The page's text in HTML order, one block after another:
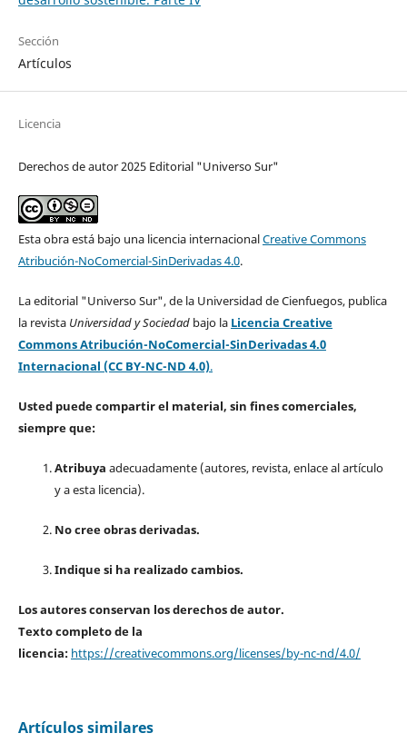
Sección
Artículos
Licencia
Derechos de autor 2025 Editorial "Universo Sur"
Esta obra está bajo una licencia internacionalCreative Commons
Atribución-NoComercial-SinDerivadas 4.0.
La editorial "Universo Sur", de la Universidad de Cienfuegos, publica
la revista Universidad y Sociedad bajo la Licencia Creative
Commons Atribución-NoComercial-SinDerivadas 4.0
Internacional (CC BY-NC-ND 4.0).
Usted puede compartir el material, sin fines comerciales,
siempre que:
Atribuya adecuadamente (autores, revista, enlace al artículo
y a esta licencia).
No cree obras derivadas.
Indique si ha realizado cambios.
Los autores conservan los derechos de autor.
Texto completo de la
licencia: https://creativecommons.org/licenses/by-nc-nd/4.0/
Artículos similares